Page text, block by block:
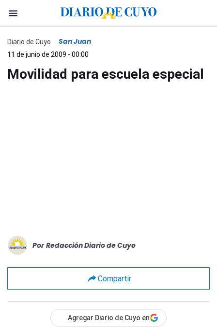
Diario de Cuyo San Juan
11 de junio de 2009 - 00:00
Movilidad para escuela especial
Por Redacción Diario de Cuyo
Compartir
Agregar Diario de Cuyo en